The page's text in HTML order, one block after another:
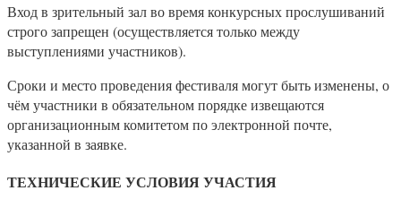
Вход в зрительный зал во время конкурсных прослушиваний
строго запрещен (осуществляется только между
выступлениями участников).
Сроки и место проведения фестиваля могут быть изменены, о
чём участники в обязательном порядке извещаются
организационным комитетом по электронной почте,
указанной в заявке.
ТЕХНИЧЕСКИЕ УСЛОВИЯ УЧАСТИЯ